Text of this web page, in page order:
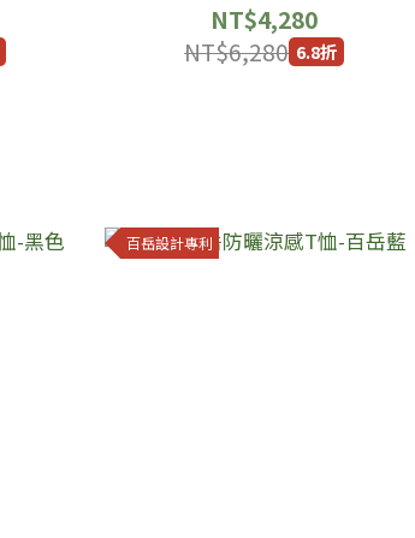
NT$4,280
NT$6,280 6.8折
百岳設計專利